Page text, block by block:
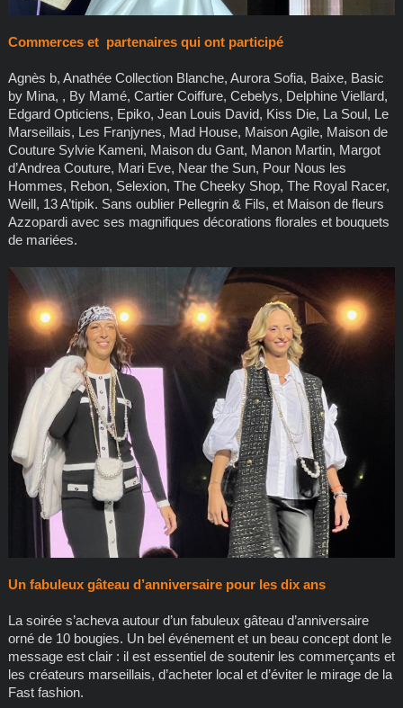
Commerces et partenaires qui ont participé
Agnès b, Anathée Collection Blanche, Aurora Sofia, Baixe, Basic
by Mina, , By Mamé, Cartier Coiffure, Cebelys, Delphine Viellard,
Edgard Opticiens, Epiko, Jean Louis David, Kiss Die, La Soul, Le
Marseillais, Les Franjynes, Mad House, Maison Agile, Maison de
Couture Sylvie Kameni, Maison du Gant, Manon Martin, Margot
d’Andrea Couture, Mari Eve, Near the Sun, Pour Nous les
Hommes, Rebon, Selexion, The Cheeky Shop, The Royal Racer,
Weill, 13 A’tipik. Sans oublier Pellegrin & Fils, et Maison de fleurs
Azzopardi avec ses magnifiques décorations florales et bouquets
de mariées.
Un fabuleux gâteau d’anniversaire pour les dix ans
La soirée s’acheva autour d’un fabuleux gâteau d’anniversaire
orné de 10 bougies. Un bel événement et un beau concept dont le
message est clair : il est essentiel de soutenir les commerçants et
les créateurs marseillais, d’acheter local et d’éviter le mirage de la
Fast fashion.